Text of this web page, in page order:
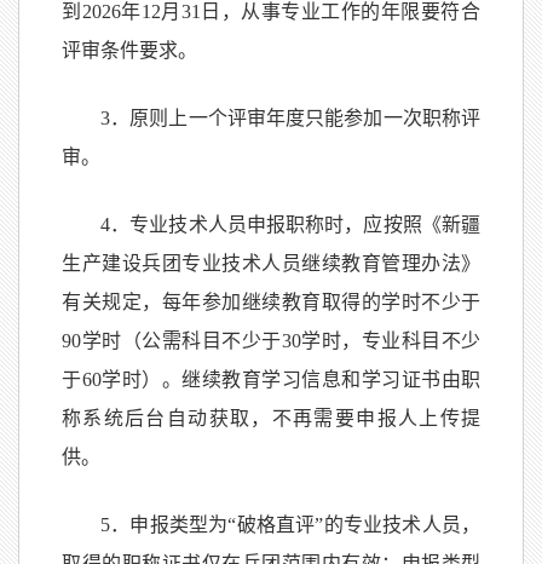
到2026年12月31日，从事专业工作的年限要符合
评审条件要求。
3．原则上一个评审年度只能参加一次职称评
审。
4．专业技术人员申报职称时，应按照《新疆
生产建设兵团专业技术人员继续教育管理办法》
有关规定，每年参加继续教育取得的学时不少于
90学时（公需科目不少于30学时，专业科目不少
于60学时）。继续教育学习信息和学习证书由职
称系统后台自动获取，不再需要申报人上传提
供。
5．申报类型为“破格直评”的专业技术人员，